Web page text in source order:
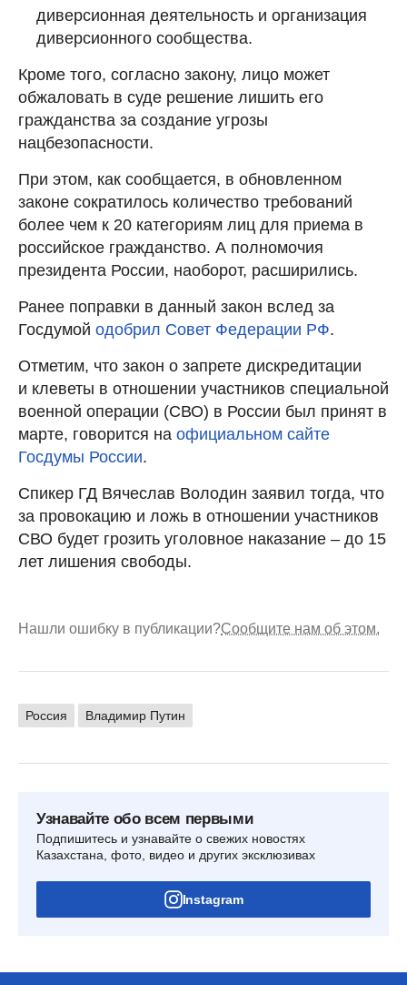
диверсионная деятельность и организация
диверсионного сообщества.
Кроме того, согласно закону, лицо может
обжаловать в суде решение лишить его
гражданства за создание угрозы
нацбезопасности.
При этом, как сообщается, в обновленном
законе сократилось количество требований
более чем к 20 категориям лиц для приема в
российское гражданство. А полномочия
президента России, наоборот, расширились.
Ранее поправки в данный закон вслед за
Госдумой одобрил Совет Федерации РФ.
Отметим, что закон о запрете дискредитации
и клеветы в отношении участников специальной
военной операции (СВО) в России был принят в
марте, говорится на официальном сайте
Госдумы России.
Спикер ГД Вячеслав Володин заявил тогда, что
за провокацию и ложь в отношении участников
СВО будет грозить уголовное наказание – до 15
лет лишения свободы.
Нашли ошибку в публикации?Сообщите нам об этом.
Россия Владимир Путин
Узнавайте обо всем первыми
Подпишитесь и узнавайте о свежих новостях
Казахстана, фото, видео и других эксклюзивах
Instagram